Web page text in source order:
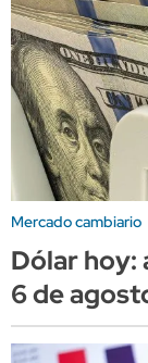
Mercado cambiario
Dólar hoy:
6 de